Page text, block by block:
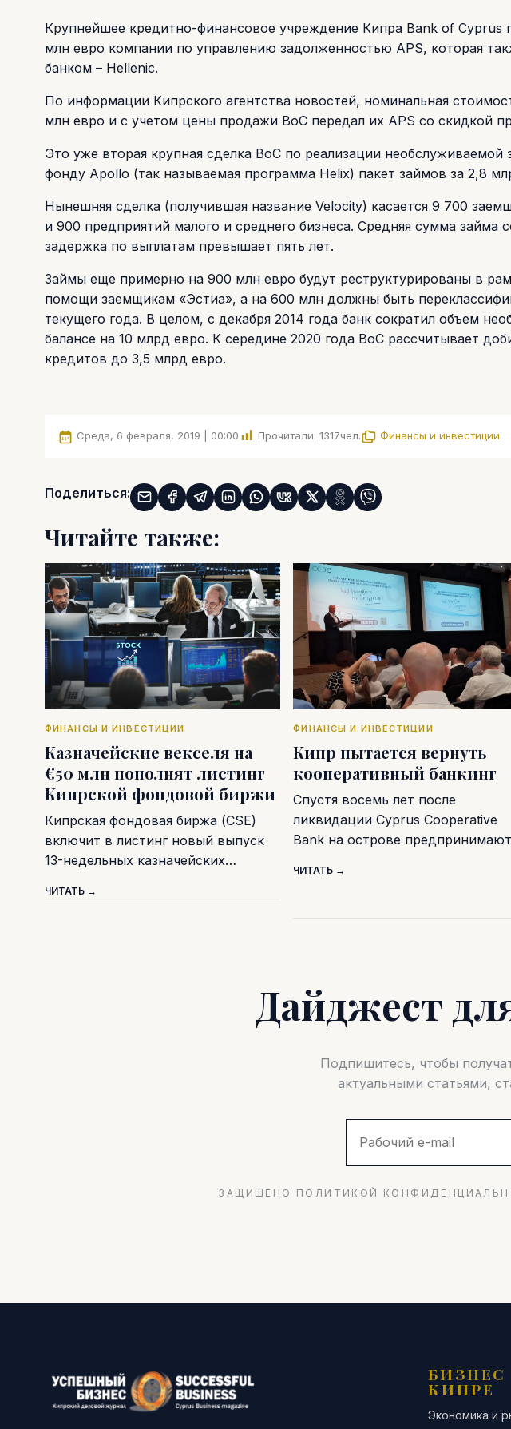
Крупнейшее кредитно-финансовое учреждение Кипра Bank of Cyprus
млн евро компании по управлению задолженностью APS, которая
банком – Hellenic.
По информации Кипрского агентства новостей, номинальная
млн евро и с учетом цены продажи ВоС передал их APS со скидкой
Это уже вторая крупная сделка ВоС по реализации необслуживаемой
фонду Apollo (так называемая программа Helix) пакет займов за 2,8
Нынешняя сделка (получившая название Velocity) касается 9 700
и 900 предприятий малого и среднего бизнеса. Средняя сумма займа
задержка по выплатам превышает пять лет.
Займы еще примерно на 900 млн евро будут реструктурированы в
помощи заемщикам «Эстиа», а на 600 млн должны быть
текущего года. В целом, с декабря 2014 года банк сократил объем
балансе на 10 млрд евро. К середине 2020 года ВоС рассчитывает
кредитов до 3,5 млрд евро.
Среда, 6 февраля, 2019 | 00:00 Прочитали: 1317чел. Финансы и инвестиции
Поделиться:
Читайте также:
ФИНАНСЫ И ИНВЕСТИЦИИ
Казначейские векселя на
€50 млн пополнят листинг
Кипрской фондовой биржи
Кипрская фондовая биржа (CSE)
включит в листинг новый выпуск
13-недельных казначейских…
ЧИТАТЬ →
ФИНАНСЫ И ИНВЕСТИЦИИ
Кипр пытается вернуть
кооперативный банкинг
Спустя восемь лет после
ликвидации Cyprus Cooperative
Bank на острове
ЧИТАТЬ →
Дайджест
Подпишитесь, чтобы
актуальными статьями,
ЗАЩИЩЕНО ПОЛИТИКОЙ
БИЗНЕС
КИПРЕ
Экономика и